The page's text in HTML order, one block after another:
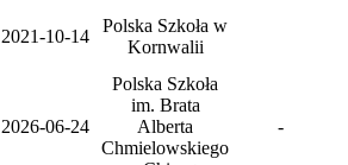
2021-10-14
Polska Szkoła w
Kornwalii
2026-06-24
Polska Szkoła
im. Brata
Alberta
Chmielowskiego
-